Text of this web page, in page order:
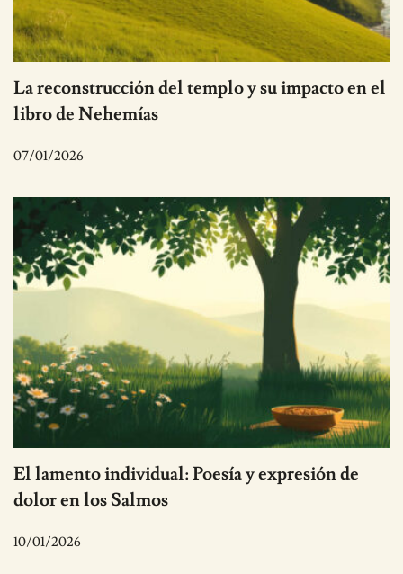
La reconstrucción del templo y su impacto en el
libro de Nehemías
07/01/2026
El lamento individual: Poesía y expresión de
dolor en los Salmos
10/01/2026